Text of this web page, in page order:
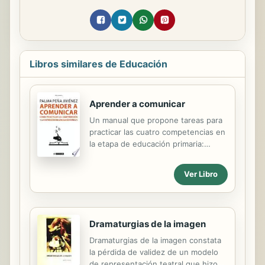
Libros similares de Educación
Aprender a comunicar
Un manual que propone tareas para
practicar las cuatro competencias en
la etapa de educación primaria:
comprensión lectora y comprensión
auditiva. Con un planteamiento
pragmático-comunicativo, centrado
destrezas con recomendaciones
sobre el nivel, objetivos,
metodología, herramientas y una
evaluación orientativa. Las tareas se
Ver Libro
Dramaturgias de la imagen
Dramaturgias de la imagen constata
la pérdida de validez de un modelo